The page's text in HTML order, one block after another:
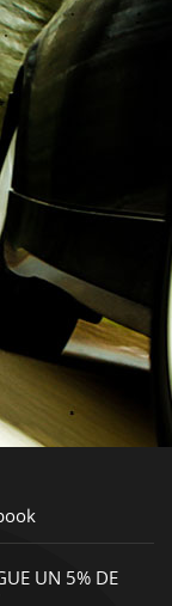
UN 5% DE